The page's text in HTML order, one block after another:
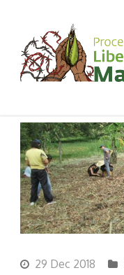
29 Dec 2018